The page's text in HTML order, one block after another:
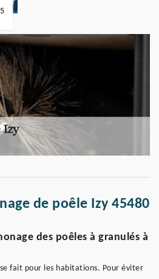
de poêle Izy 45480
des poêles à granulés à
fait pour les habitations. Pour éviter